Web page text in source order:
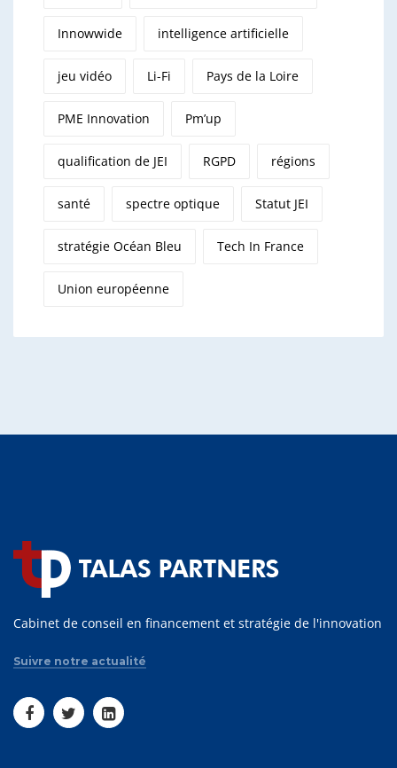
Innowwide intelligence artificielle
jeu vidéo Li-Fi Pays de la Loire
PME Innovation Pm’up
qualification de JEI RGPD régions
santé spectre optique Statut JEI
stratégie Océan Bleu Tech In France
Union européenne
Cabinet de conseil en financement et stratégie de l'innovation
Suivre notre actualité